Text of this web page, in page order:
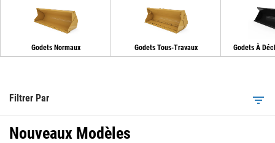
Godets Normaux Godets Tous-Travaux Godets À
Filtrer Par filter_list
Nouveaux Modèles